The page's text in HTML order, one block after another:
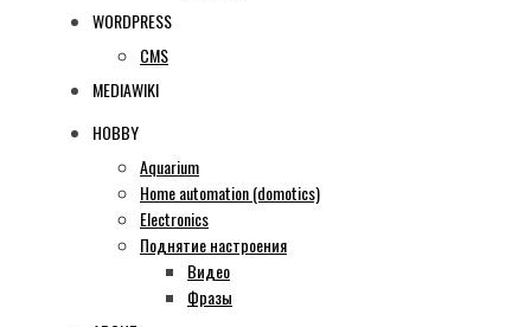
WORDPRESS
CMS
MEDIAWIKI
HOBBY
Aquarium
Home automation (domotics)
Electronics
Поднятие настроения
Видео
Фразы